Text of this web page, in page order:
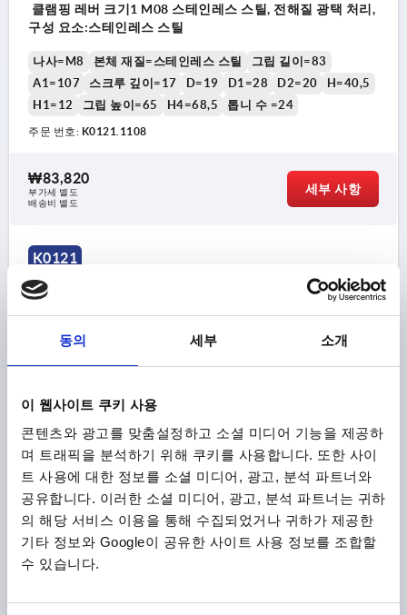
동의 세부 소개
이 웹사이트 쿠키 사용
콘텐츠와 광고를 맞춤설정하고 소셜 미디어 기능을 제공하
며 트래픽을 분석하기 위해 쿠키를 사용합니다. 또한 사이
트 사용에 대한 정보를 소셜 미디어, 광고, 분석 파트너와
공유합니다. 이러한 소셜 미디어, 광고, 분석 파트너는 귀하
의 해당 서비스 이용을 통해 수집되었거나 귀하가 제공한
기타 정보와 Google이 공유한 사이트 사용 정보를 조합할
수 있습니다.
클램핑 레버 크기1 M08 스테인레스 스틸, 전해질 광택 처리,
구성 요소:스테인레스 스틸
나사=M8 본체 재질=스테인레스 스틸
그립 길이=83
A1=107
스크루 깊이=17 D=19 D1=28 D2=20
H=40,5
H1=12
그립 높이=65 H4=68,5 톱니 수 =24
주문 번호: K0121.1108
₩83,820
부가세 별도
배송비 별도
세부 사항
K0121
클램핑 레버 크기1 M10 스테인레스 스틸, 전해질 광택 처리,
구성 요소:스테인레스 스틸
나사=M10 본체 재질=스테인레스 스틸
그립 길이=83
A1=107
스크루 깊이=17 D=19 D1=28 D2=20
H=40,5
H1=12
그립 높이=65 H4=68,5 톱니 수 =24
배송비 별도